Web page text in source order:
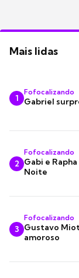
Mais lidas
1
Fofocalizando
Gabriel
2
Fofocalizando
Gabi e
Noite
3
Fofocalizando
Gustavo
amoroso